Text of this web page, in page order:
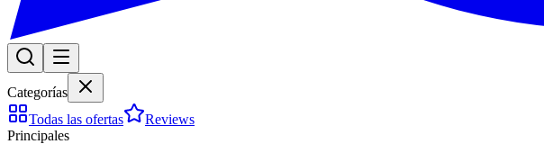
Categorías
Todas las ofertas
Reviews
Principales